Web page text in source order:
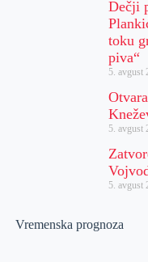
Dečji
toku
piva“
5. avgust
5. avgust
5. avgust
Vremenska prognoza